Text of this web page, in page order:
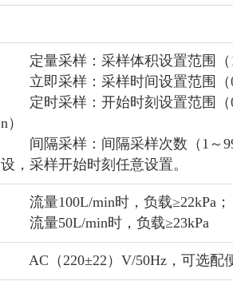
定量采样：采样体积设置范围（
立即采样：采样时间设置范围（
定时采样：开始时刻设置范围（
n）
间隔采样：间隔采样次数（1～99
设，采样开始时刻任意设置。
流量100L/min时，负载≥22kPa；
流量50L/min时，负载≥23kPa
AC（220±22）V/50Hz，可选配